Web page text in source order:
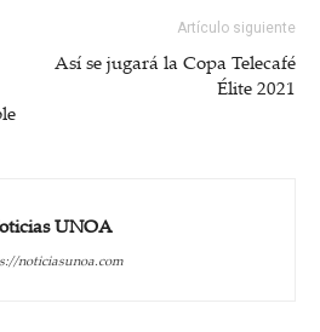
Artículo siguiente
Así se jugará la Copa Telecafé
Élite 2021
UNOA
noticiasunoa.com